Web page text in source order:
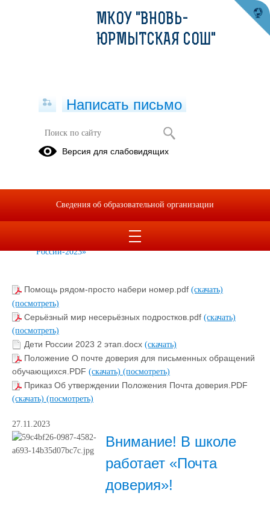
Социально-психологическая служба
школы
профилактическая
России-2023»
Помощь рядом-просто набери номер.pdf (скачать)
(посмотреть)
Серьёзный мир несерьёзных подростков.pdf (скачать)
(посмотреть)
Дети России 2023 2 этап.docx (скачать)
Положение О почте доверия для письменных обращений
обучающихся.PDF (скачать) (посмотреть)
Приказ Об утверждении Положения Почта доверия.PDF
(скачать) (посмотреть)
27.11.2023
Внимание! В школе
работает «Почта
доверия»!
МКОУ "ВНОВЬ-
ЮРМЫТСКАЯ СОШ"
Написать письмо
Версия для слабовидящих
Сведения об образовательной организации